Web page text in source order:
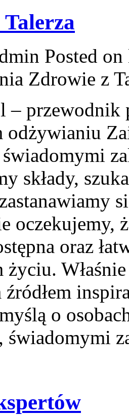
Posted
Zdrowie z
– przewodnik
odżywianiu
składy,
oczekujemy,
oraz
życiu.
o
świadomymi